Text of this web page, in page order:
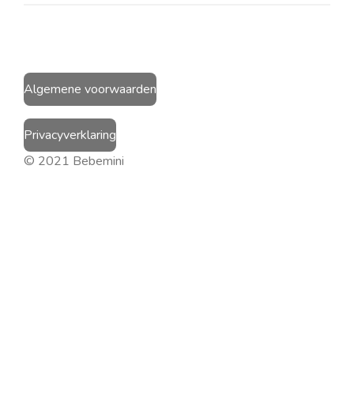
Algemene voorwaarden
Privacyverklaring
© 2021 Bebemini